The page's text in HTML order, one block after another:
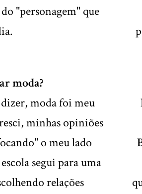
"personagem" que
moda?
moda foi meu
minhas opiniões
o meu lado
segui para uma
relações